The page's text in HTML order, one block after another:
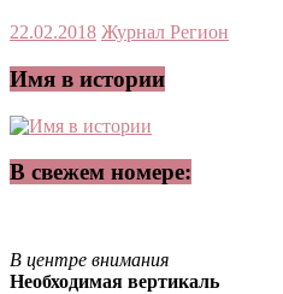
22.02.2018 Журнал Регион
Имя в истории
В свежем номере:
В центре внимания
Необходимая вертикаль